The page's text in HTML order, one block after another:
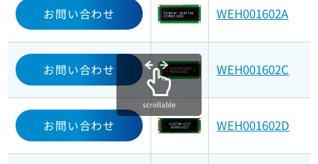
お問い合わせ WEH001602A
お問い合わせ WEH001602C
お問い合わせ WEH001602D
scrollable